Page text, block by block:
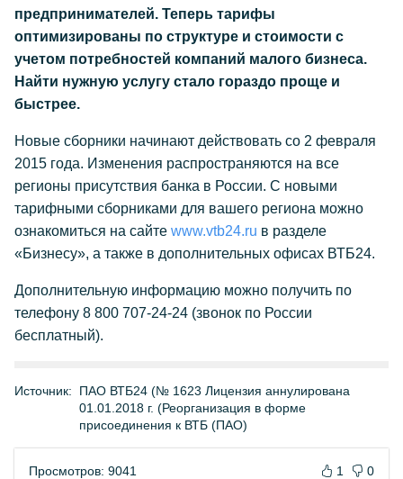
предпринимателей. Теперь тарифы
оптимизированы по структуре и стоимости с
учетом потребностей компаний малого бизнеса.
Найти нужную услугу стало гораздо проще и
быстрее.
Новые сборники начинают действовать со 2 февраля
2015 года. Изменения распространяются на все
регионы присутствия банка в России. С новыми
тарифными сборниками для вашего региона можно
ознакомиться на сайте www.vtb24.ru в разделе
«Бизнесу», а также в дополнительных офисах ВТБ24.
Дополнительную информацию можно получить по
телефону 8 800 707-24-24 (звонок по России
бесплатный).
Источник:
ПАО ВТБ24 (№ 1623 Лицензия аннулирована
01.01.2018 г. (Реорганизация в форме
присоединения к ВТБ (ПАО)
Просмотров: 9041 1 0